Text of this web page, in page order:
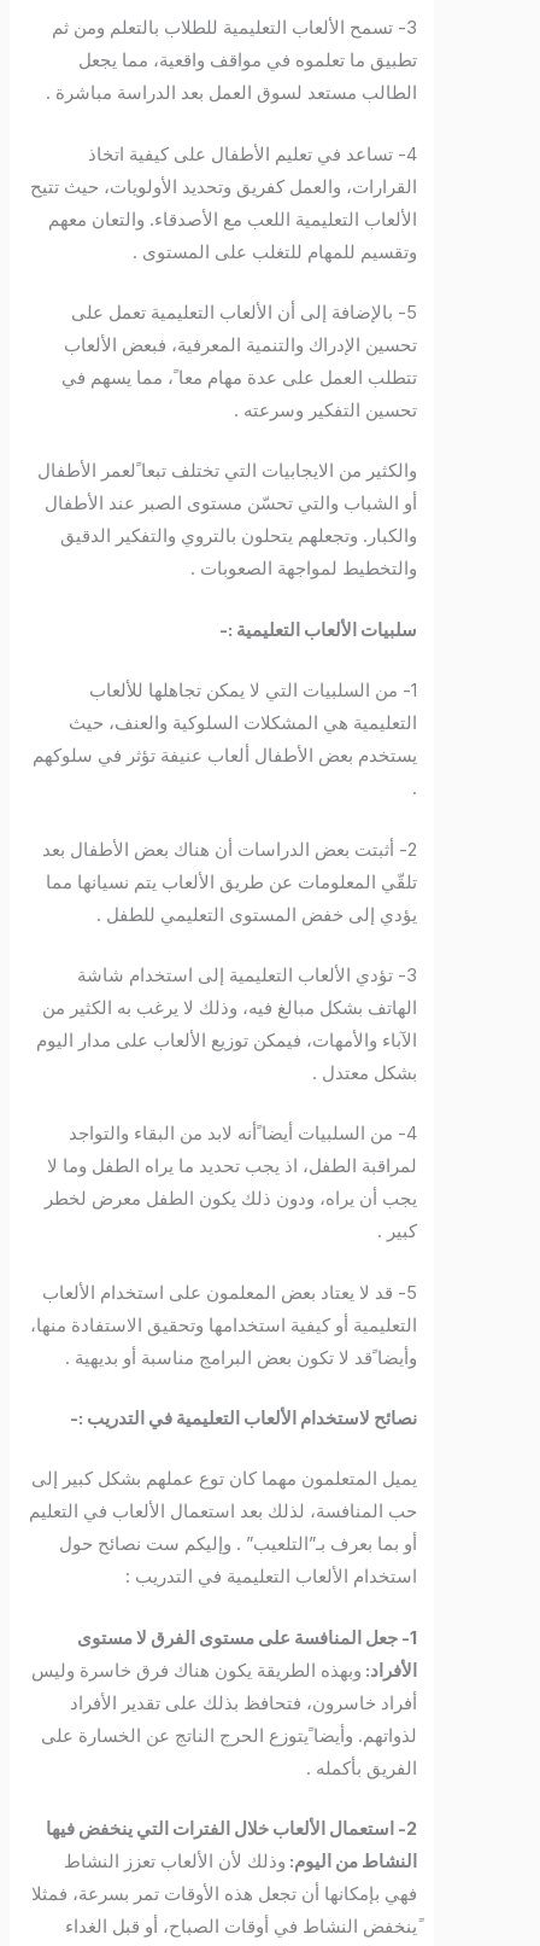
3- تسمح الألعاب التعليمية للطلاب بالتعلم ومن ثم
تطبيق ما تعلموه في مواقف واقعية، مما يجعل
الطالب مستعد لسوق العمل بعد الدراسة مباشرة .
4- تساعد في تعليم الأطفال على كيفية اتخاذ
القرارات، والعمل كفريق وتحديد الأولويات، حيث تتيح
الألعاب التعليمية اللعب مع الأصدقاء. والتعان معهم
وتقسيم للمهام للتغلب على المستوى .
5- بالإضافة إلى أن الألعاب التعليمية تعمل على
تحسين الإدراك والتنمية المعرفية، فبعض الألعاب
تتطلب العمل على عدة مهام معا ً، مما يسهم في
تحسين التفكير وسرعته .
والكثير من الايجابيات التي تختلف تبعا ًلعمر الأطفال
أو الشباب والتي تحسّن مستوى الصبر عند الأطفال
والكبار. وتجعلهم يتحلون بالتروي والتفكير الدقيق
والتخطيط لمواجهة الصعوبات .
سلبيات الألعاب التعليمية :-
1- من السلبيات التي لا يمكن تجاهلها للألعاب
التعليمية هي المشكلات السلوكية والعنف، حيث
يستخدم بعض الأطفال ألعاب عنيفة تؤثر في سلوكهم
2- أثبتت بعض الدراسات أن هناك بعض الأطفال بعد
تلقّي المعلومات عن طريق الألعاب يتم نسيانها مما
يؤدي إلى خفض المستوى التعليمي للطفل .
3- تؤدي الألعاب التعليمية إلى استخدام شاشة
الهاتف بشكل مبالغ فيه، وذلك لا يرغب به الكثير من
الآباء والأمهات، فيمكن توزيع الألعاب على مدار اليوم
بشكل معتدل .
4- من السلبيات أيضا ًأنه لابد من البقاء والتواجد
لمراقبة الطفل، اذ يجب تحديد ما يراه الطفل وما لا
يجب أن يراه، ودون ذلك يكون الطفل معرض لخطر
كبير .
5- قد لا يعتاد بعض المعلمون على استخدام الألعاب
التعليمية أو كيفية استخدامها وتحقيق الاستفادة منها،
وأيضا ًقد لا تكون بعض البرامج مناسبة أو بديهية .
نصائح لاستخدام الألعاب التعليمية في التدريب :-
يميل المتعلمون مهما كان توع عملهم بشكل كبير إلى
حب المنافسة، لذلك بعد استعمال الألعاب في التعليم
أو بما بعرف بـ”التلعيب” . وإليكم ست نصائح حول
استخدام الألعاب التعليمية في التدريب :
1- جعل المنافسة على مستوى الفرق لا مستوى
الأفراد:وبهذه الطريقة يكون هناك فرق خاسرة وليس
أفراد خاسرون، فتحافظ بذلك على تقدير الأفراد
لذواتهم. وأيضا ًيتوزع الحرج الناتج عن الخسارة على
الفريق بأكمله .
2- استعمال الألعاب خلال الفترات التي ينخفض فيها
النشاط من اليوم:وذلك لأن الألعاب تعزز النشاط
فهي بإمكانها أن تجعل هذه الأوقات تمر بسرعة، فمثلا
ًينخفض النشاط في أوقات الصباح، أو قبل الغداء